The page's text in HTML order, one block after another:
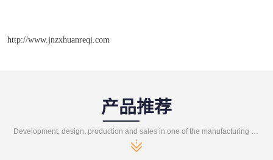
http://www.jnzxhuanreqi.com
产品推荐